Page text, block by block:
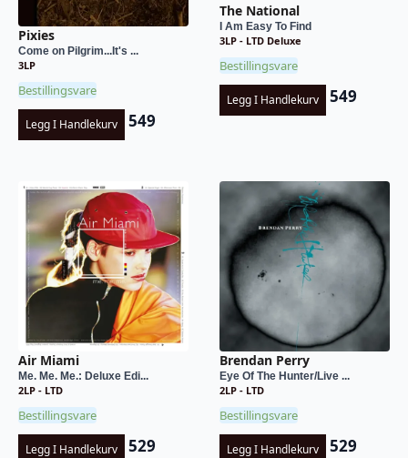
Pixies
Come on Pilgrim...It's ...
3LP
Bestillingsvare
Legg I Handlekurv 549
The National
I Am Easy To Find
3LP - LTD Deluxe
Bestillingsvare
Legg I Handlekurv 549
Air Miami
Me. Me. Me.: Deluxe Edi...
2LP - LTD
Bestillingsvare
Legg I Handlekurv 529
Brendan Perry
Eye Of The Hunter/Live ...
2LP - LTD
Bestillingsvare
Legg I Handlekurv 529